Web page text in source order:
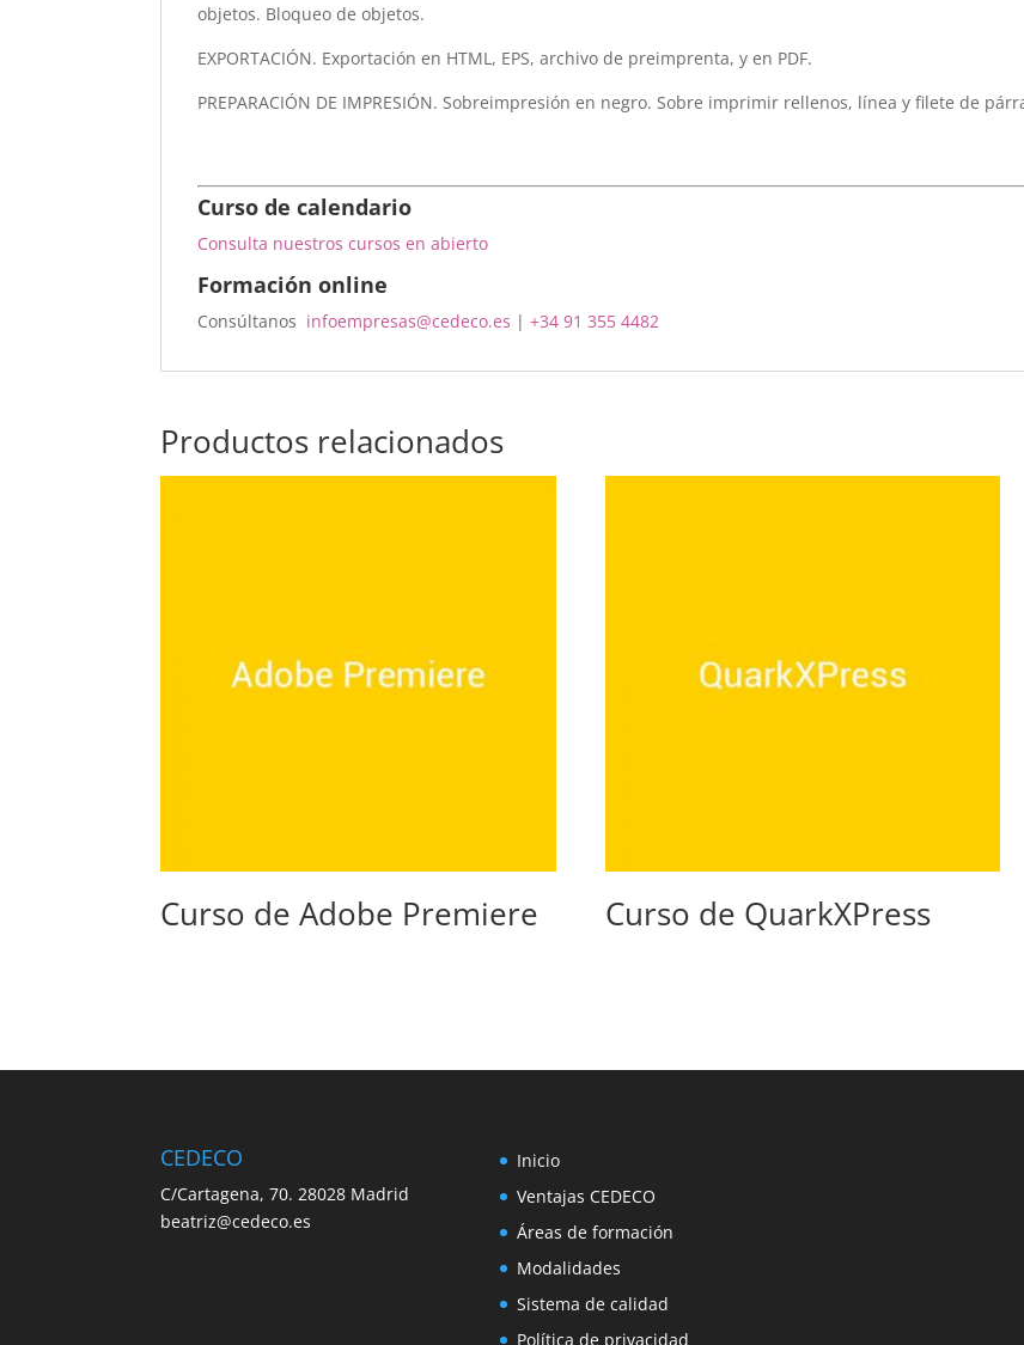
objetos. Bloqueo de objetos.
EXPORTACIÓN. Exportación en HTML, EPS, archivo de preimprenta, y en PDF.
PREPARACIÓN DE IMPRESIÓN. Sobreimpresión en negro. Sobre imprimir rellenos, línea y filete de
Curso de calendario
Consulta nuestros cursos en abierto
Formación online
Consúltanos infoempresas@cedeco.es |+34 91 355 4482
Productos relacionados
Curso de Adobe Premiere Curso de QuarkXPress
CEDECO
C/Cartagena, 70. 28028 Madrid
beatriz@cedeco.es
Inicio
Ventajas CEDECO
Áreas de formación
Modalidades
Sistema de calidad
Política de privacidad